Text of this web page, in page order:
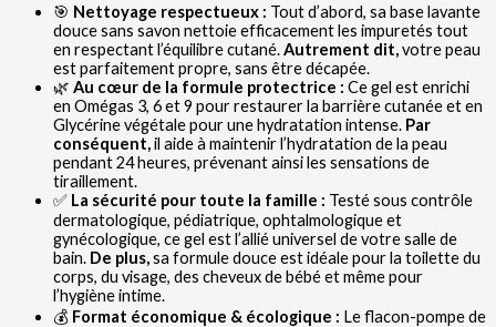
🎯 Nettoyage respectueux : Tout d’abord, sa base lavante
douce sans savon nettoie efficacement les impuretés tout
en respectant l’équilibre cutané.Autrement dit,votre peau
est parfaitement propre, sans être décapée.
🌿 Au cœur de la formule protectrice : Ce gel est enrichi
en Omégas 3, 6 et 9 pour restaurer la barrière cutanée et en
Glycérine végétale pour une hydratation intense. Par
conséquent,il aide à maintenir l’hydratation de la peau
pendant 24 heures, prévenant ainsi les sensations de
tiraillement.
✅ La sécurité pour toute la famille : Testé sous contrôle
dermatologique, pédiatrique, ophtalmologique et
gynécologique, ce gel est l’allié universel de votre salle de
bain. De plus,sa formule douce est idéale pour la toilette du
corps, du visage, des cheveux de bébé et même pour
l’hygiène intime.
💰 Format économique & écologique : Le flacon-pompe de